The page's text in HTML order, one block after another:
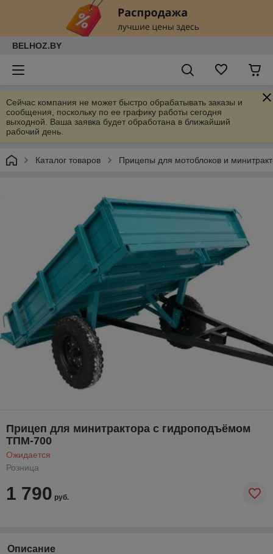
BELHOZ.BY
Сейчас компания не может быстро обрабатывать заказы и
сообщения, поскольку по ее графику работы сегодня
выходной. Ваша заявка будет обработана в ближайший
рабочий день.
Каталог товаров Прицепы для мотоблоков и
Прицеп для минитрактора с гидроподъёмом
ТПМ-700
Ожидается
Розница
1 790 руб.
Описание